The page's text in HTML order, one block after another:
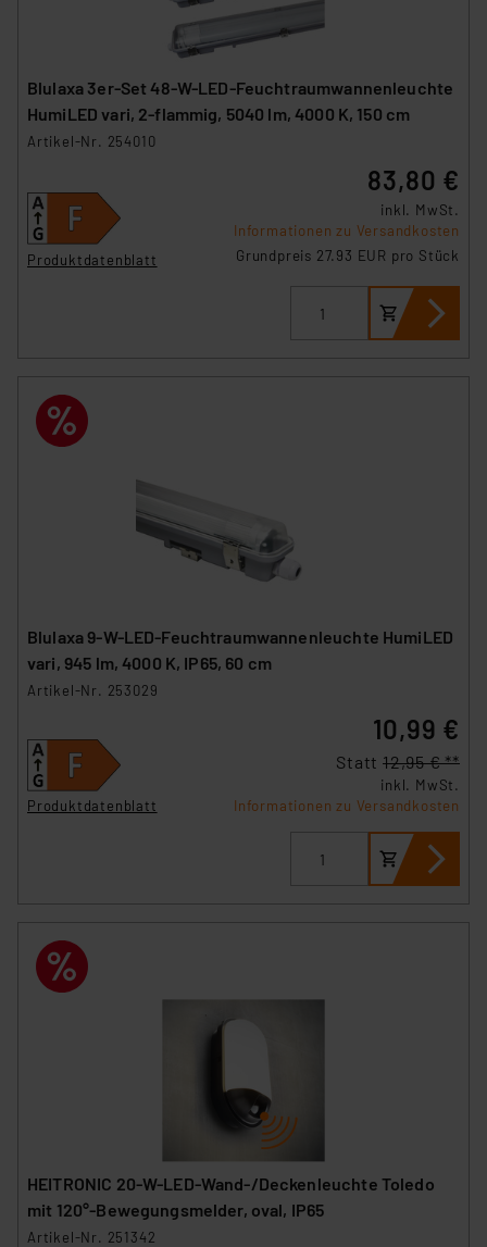
Blulaxa 3er-Set 48-W-LED-Feuchtraumwannenleuchte
HumiLED vari, 2-flammig, 5040 lm, 4000 K, 150 cm
Artikel-Nr. 254010
Produktdatenblatt
83,80 €
inkl. MwSt.
Informationen zu Versandkosten
Grundpreis 27.93 EUR pro Stück
Blulaxa 9-W-LED-Feuchtraumwannenleuchte HumiLED
vari, 945 lm, 4000 K, IP65, 60 cm
Artikel-Nr. 253029
Produktdatenblatt
10,99 €
Statt 12,95 € **
inkl. MwSt.
Informationen zu Versandkosten
HEITRONIC 20-W-LED-Wand-/Deckenleuchte Toledo
mit 120°-Bewegungsmelder, oval, IP65
Artikel-Nr. 251342